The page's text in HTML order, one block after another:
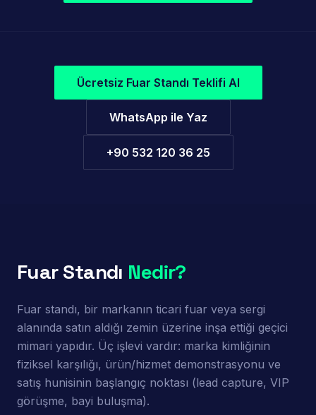
Ücretsiz Fuar Standı Teklifi Al
WhatsApp ile Yaz
+90 532 120 36 25
Fuar Standı Nedir?
Fuar standı, bir markanın ticari fuar veya sergi
alanında satın aldığı zemin üzerine inşa ettiği geçici
mimari yapıdır. Üç işlevi vardır: marka kimliğinin
fiziksel karşılığı, ürün/hizmet demonstrasyonu ve
satış hunisinin başlangıç noktası (lead capture, VIP
görüşme, bayi buluşma).